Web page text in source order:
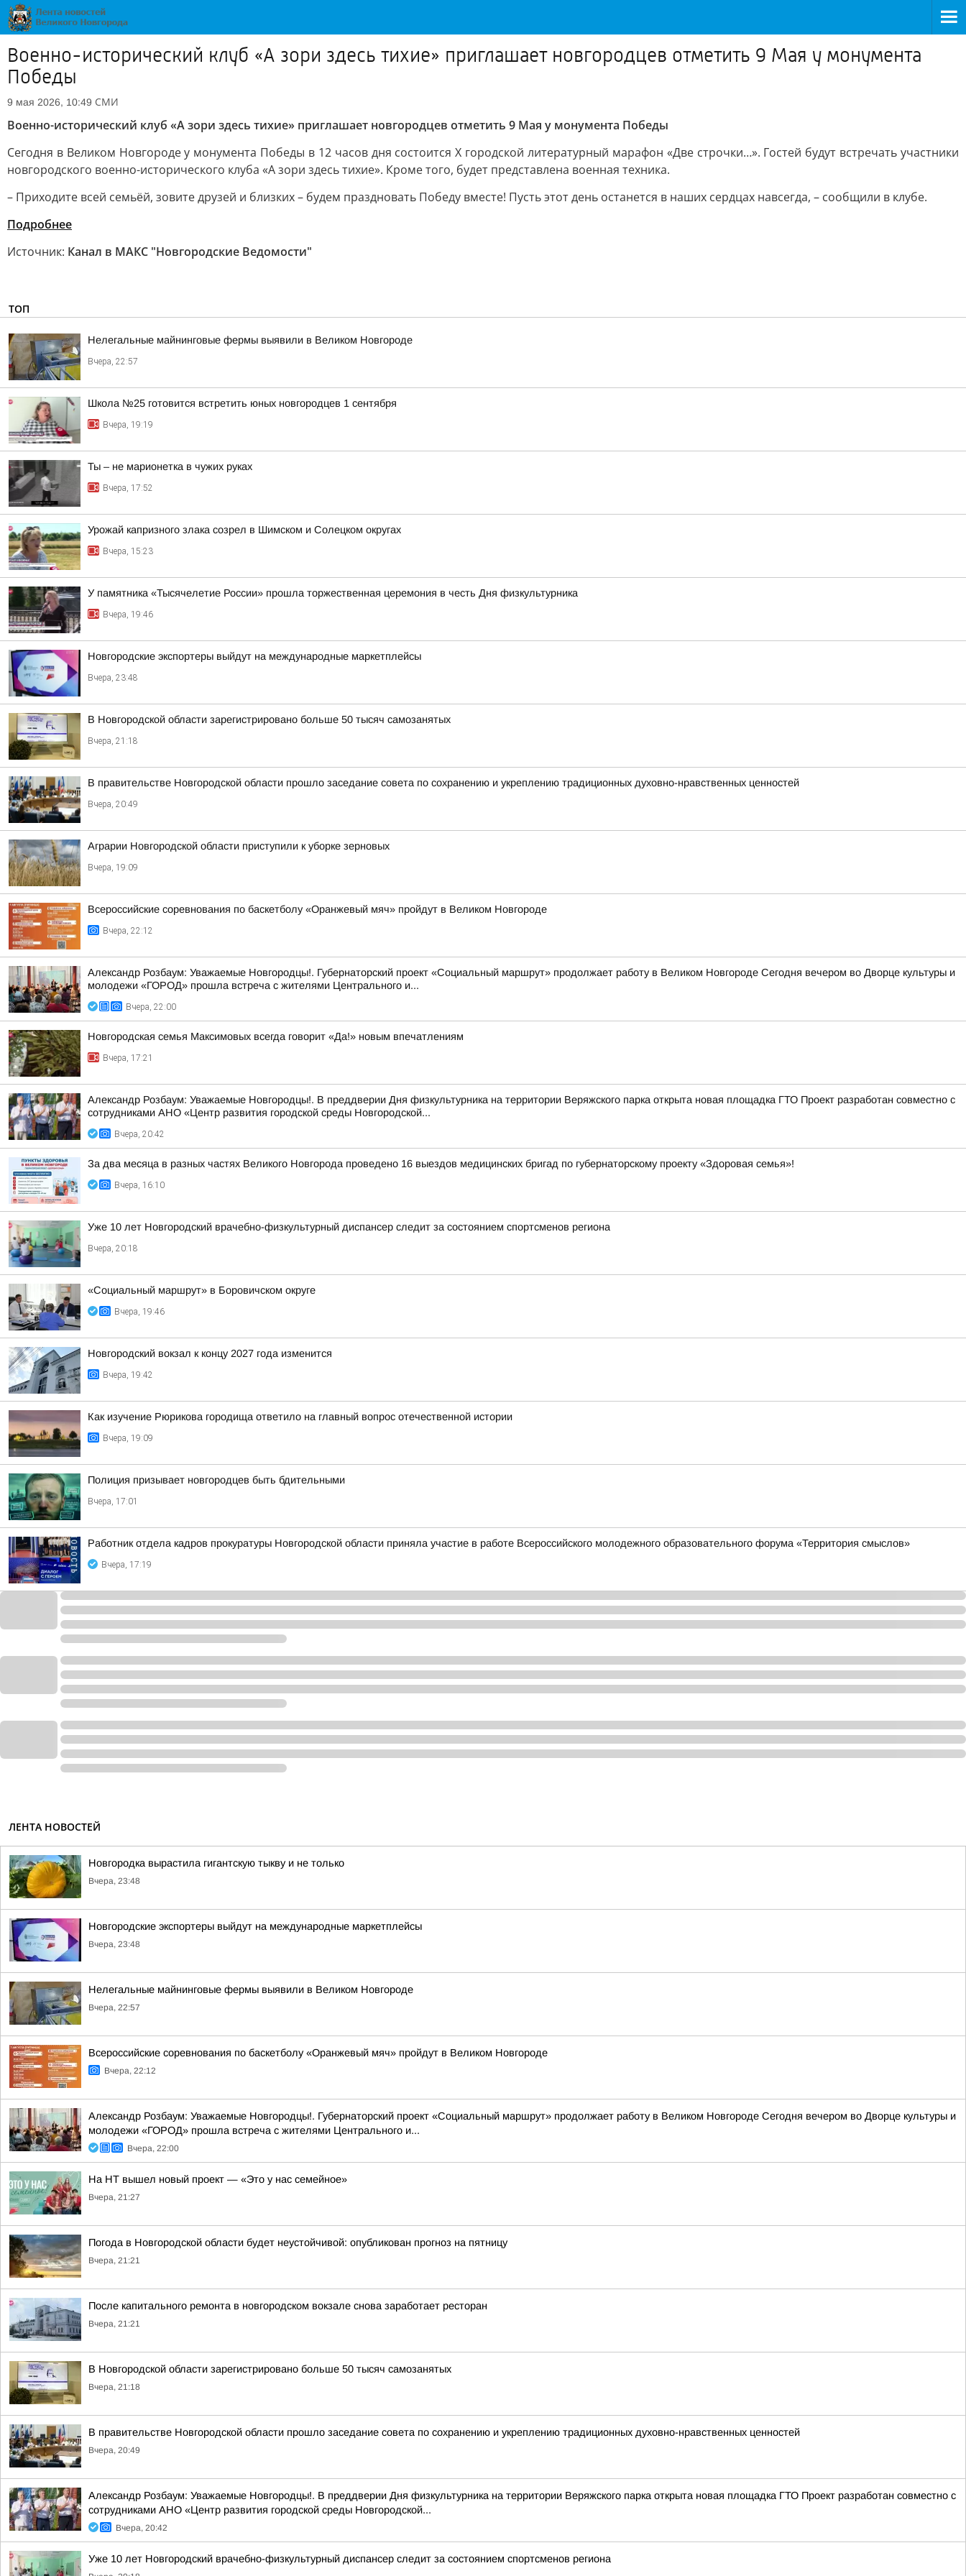
Военно-исторический клуб «А зори здесь тихие» приглашает новгородцев отметить 9 Мая у монумента
Победы
9 мая 2026, 10:49 СМИ
Военно-исторический клуб «А зори здесь тихие» приглашает новгородцев отметить 9 Мая у монумента Победы
Сегодня в Великом Новгороде у монумента Победы в 12 часов дня состоится X городской литературный марафон «Две строчки…». Гостей будут встречать участники
новгородского военно-исторического клуба «А зори здесь тихие». Кроме того, будет представлена военная техника.
– Приходите всей семьёй, зовите друзей и близких – будем праздновать Победу вместе! Пусть этот день останется в наших сердцах навсегда, – сообщили в клубе.
Подробнее
Источник: Канал в МАКС "Новгородские Ведомости"
ТОП
Нелегальные майнинговые фермы выявили в Великом Новгороде
Вчера, 22:57
Школа №25 готовится встретить юных новгородцев 1 сентября
Вчера, 19:19
Ты – не марионетка в чужих руках
Вчера, 17:52
Урожай капризного злака созрел в Шимском и Солецком округах
Вчера, 15:23
У памятника «Тысячелетие России» прошла торжественная церемония в честь Дня физкультурника
Вчера, 19:46
Новгородские экспортеры выйдут на международные маркетплейсы
Вчера, 23:48
В Новгородской области зарегистрировано больше 50 тысяч самозанятых
Вчера, 21:18
В правительстве Новгородской области прошло заседание совета по сохранению и укреплению традиционных духовно-нравственных ценностей
Вчера, 20:49
Аграрии Новгородской области приступили к уборке зерновых
Вчера, 19:09
Всероссийские соревнования по баскетболу «Оранжевый мяч» пройдут в Великом Новгороде
Вчера, 22:12
Александр Розбаум: Уважаемые Новгородцы!. Губернаторский проект «Социальный маршрут» продолжает работу в Великом Новгороде Сегодня вечером во Дворце культуры и
молодежи «ГОРОД» прошла встреча с жителями Центрального и...
Вчера, 22:00
Новгородская семья Максимовых всегда говорит «Да!» новым впечатлениям
Вчера, 17:21
Александр Розбаум: Уважаемые Новгородцы!. В преддверии Дня физкультурника на территории Веряжского парка открыта новая площадка ГТО Проект разработан совместно с
сотрудниками АНО «Центр развития городской среды Новгородской...
Вчера, 20:42
За два месяца в разных частях Великого Новгорода проведено 16 выездов медицинских бригад по губернаторскому проекту «Здоровая семья»!
Вчера, 16:10
Уже 10 лет Новгородский врачебно-физкультурный диспансер следит за состоянием спортсменов региона
Вчера, 20:18
«Социальный маршрут» в Боровичском округе
Вчера, 19:46
Новгородский вокзал к концу 2027 года изменится
Вчера, 19:42
Как изучение Рюрикова городища ответило на главный вопрос отечественной истории
Вчера, 19:09
Полиция призывает новгородцев быть бдительными
Вчера, 17:01
Работник отдела кадров прокуратуры Новгородской области приняла участие в работе Всероссийского молодежного образовательного форума «Территория смыслов»
Вчера, 17:19
ЛЕНТА НОВОСТЕЙ
Новгородка вырастила гигантскую тыкву и не только
Вчера, 23:48
Новгородские экспортеры выйдут на международные маркетплейсы
Вчера, 23:48
Нелегальные майнинговые фермы выявили в Великом Новгороде
Вчера, 22:57
Всероссийские соревнования по баскетболу «Оранжевый мяч» пройдут в Великом Новгороде
Вчера, 22:12
Александр Розбаум: Уважаемые Новгородцы!. Губернаторский проект «Социальный маршрут» продолжает работу в Великом Новгороде Сегодня вечером во Дворце культуры и
молодежи «ГОРОД» прошла встреча с жителями Центрального и...
Вчера, 22:00
На НТ вышел новый проект — «Это у нас семейное»
Вчера, 21:27
Погода в Новгородской области будет неустойчивой: опубликован прогноз на пятницу
Вчера, 21:21
После капитального ремонта в новгородском вокзале снова заработает ресторан
Вчера, 21:21
В Новгородской области зарегистрировано больше 50 тысяч самозанятых
Вчера, 21:18
В правительстве Новгородской области прошло заседание совета по сохранению и укреплению традиционных духовно-нравственных ценностей
Вчера, 20:49
Александр Розбаум: Уважаемые Новгородцы!. В преддверии Дня физкультурника на территории Веряжского парка открыта новая площадка ГТО Проект разработан совместно с
сотрудниками АНО «Центр развития городской среды Новгородской...
Вчера, 20:42
Уже 10 лет Новгородский врачебно-физкультурный диспансер следит за состоянием спортсменов региона